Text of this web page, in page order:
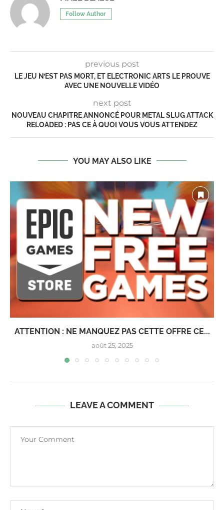
Follow Author
previous post
LE JEU N’EST PAS MORT, ET ELECTRONIC ARTS LE PROUVE
AVEC UNE NOUVELLE VIDÉO
next post
NOUVEAU CHAPITRE ANNONCÉ POUR METAL SLUG ATTACK
RELOADED : PAS CE À QUOI VOUS VOUS ATTENDEZ
YOU MAY ALSO LIKE
ATTENTION : NE MANQUEZ PAS CETTE OFFRE CE...
août 25, 2025
LEAVE A COMMENT